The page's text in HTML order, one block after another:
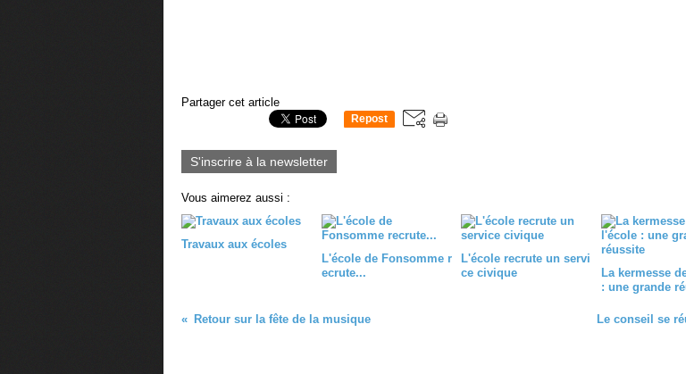
Partager cet article
Repost
S'inscrire à la newsletter
Vous aimerez aussi :
Travaux aux écoles
L'école de Fonsomme r
ecrute...
L'école recrute un servi
ce civique
La kermesse
: une grande
Retour sur la fête de la musique Le conseil se